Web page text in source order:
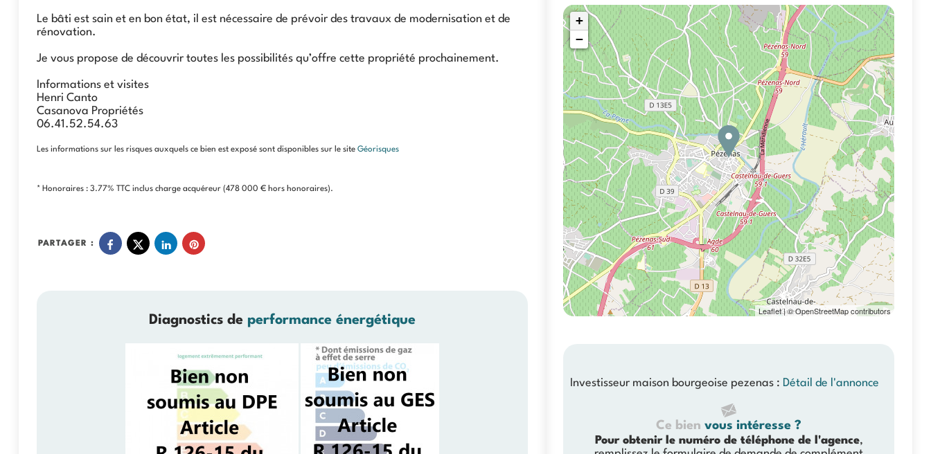
Le bâti est sain et en bon état, il est nécessaire de prévoir des travaux de modernisation et de
rénovation.
Je vous propose de découvrir toutes les possibilités qu’offre cette propriété prochainement.
Informations et visites
Henri Canto
Casanova Propriétés
06.41.52.54.63
Les informations sur les risques auxquels ce bien est exposé sont disponibles sur le site Géorisques
* Honoraires : 3.77% TTC inclus charge acquéreur (478 000 € hors honoraires).
PARTAGER :
Diagnostics de performance énergétique
+
−
Leaflet| © OpenStreetMap contributors
Investisseur maison bourgeoise pezenas : Détail de l'annonce
Ce bienvous intéresse ?
Pour obtenir le numéro de téléphone de l'agence,